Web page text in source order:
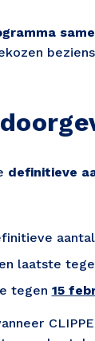
definitieve
laatste
tegen 15